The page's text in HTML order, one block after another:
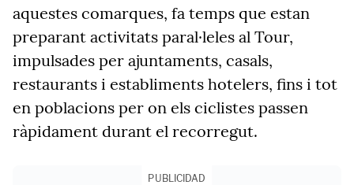
aquestes comarques, fa temps que estan
preparant activitats paral·leles al Tour,
impulsades per ajuntaments, casals,
restaurants i establiments hotelers, fins i tot
en poblacions per on els ciclistes passen
ràpidament durant el recorregut.
PUBLICIDAD